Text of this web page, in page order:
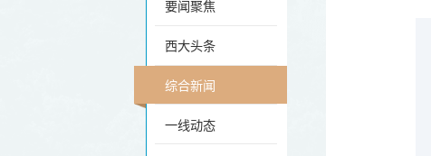
要闻聚焦
西大头条
综合新闻
一线动态